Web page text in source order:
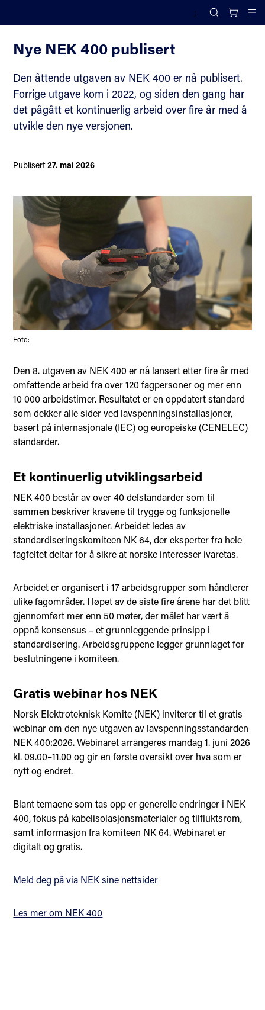
;
Search
Nye NEK 400 publisert
Den åttende utgaven av NEK 400 er nå publisert.
Forrige utgave kom i 2022, og siden den gang har
det pågått et kontinuerlig arbeid over fire år med å
utvikle den nye versjonen.
Publisert27. mai 2026
Foto:
Den 8. utgaven av NEK 400 er nå lansert etter fire år med
omfattende arbeid fra over 120 fagpersoner og mer enn
10 000 arbeidstimer. Resultatet er en oppdatert standard
som dekker alle sider ved lavspenningsinstallasjoner,
basert på internasjonale (IEC) og europeiske (CENELEC)
standarder.
Et kontinuerlig utviklingsarbeid
NEK 400 består av over 40 delstandarder som til
sammen beskriver kravene til trygge og funksjonelle
elektriske installasjoner. Arbeidet ledes av
standardiseringskomiteen NK 64, der eksperter fra hele
fagfeltet deltar for å sikre at norske interesser ivaretas.
Arbeidet er organisert i 17 arbeidsgrupper som håndterer
ulike fagområder. I løpet av de siste fire årene har det blitt
gjennomført mer enn 50 møter, der målet har vært å
oppnå konsensus – et grunnleggende prinsipp i
standardisering. Arbeidsgruppene legger grunnlaget for
beslutningene i komiteen.
Gratis webinar hos NEK
Norsk Elektroteknisk Komite (NEK) inviterer til et gratis
webinar om den nye utgaven av lavspenningsstandarden
NEK 400:2026. Webinaret arrangeres mandag 1. juni 2026
kl. 09.00–11.00 og gir en første oversikt over hva som er
nytt og endret.
Blant temaene som tas opp er generelle endringer i NEK
400, fokus på kabelisolasjonsmaterialer og tilfluktsrom,
samt informasjon fra komiteen NK 64. Webinaret er
digitalt og gratis.
Meld deg på via NEK sine nettsider
Les mer om NEK 400